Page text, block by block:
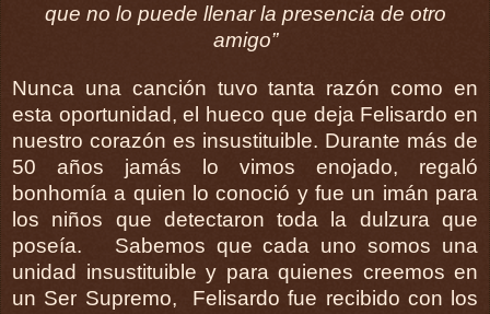
que no lo puede llenar la presencia de otro
amigo”
Nunca una canción tuvo tanta razón como en
esta oportunidad, el hueco que deja Felisardo en
nuestro corazón es insustituible. Durante más de
50 años jamás lo vimos enojado, regaló
bonhomía a quien lo conoció y fue un imán para
los niños que detectaron toda la dulzura que
poseía.
Sabemos que cada uno somos una
unidad insustituible y para quienes creemos en
un Ser Supremo,
Felisardo fue recibido con los